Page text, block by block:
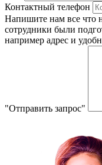
Контактный телефон
Напишите нам все что
сотрудники были
например адрес и
"Отправить запрос"